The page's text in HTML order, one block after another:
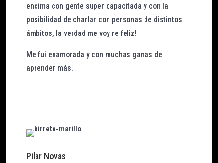
encima con gente super capacitada y con la
posibilidad de charlar con personas de distintos
ámbitos, la verdad me voy re feliz!
Me fui enamorada y con muchas ganas de
aprender más.
Pilar Novas